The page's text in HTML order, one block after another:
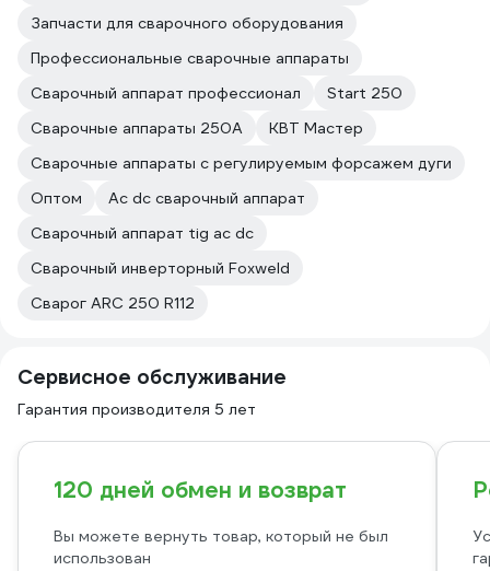
Запчасти для сварочного оборудования
Профессиональные сварочные аппараты
Сварочный аппарат профессионал
Start 250
Сварочные аппараты 250А
КВТ Мастер
Сварочные аппараты с регулируемым форсажем дуги
Оптом
Ac dc сварочный аппарат
Сварочный аппарат tig ac dc
Сварочный инверторный Foxweld
Сварог ARC 250 R112
Сервисное обслуживание
Гарантия производителя 5 лет
120 дней обмен и возврат
Вы можете вернуть товар, который не был
использован